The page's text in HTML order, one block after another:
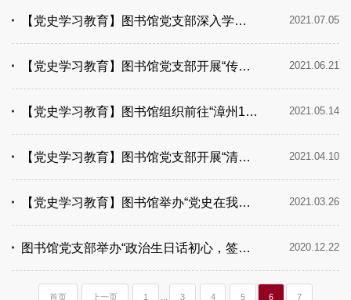
【党史学习教育】图书馆党支部深入学习贯彻习近平总书记“七一”重要讲话精神 2021.07.05
【党史学习教育】图书馆党支部开展“传承红色基因 牢记初心使命”主题党日活动 2021.06.21
【党史学习教育】图书馆组织前往“漳州110” 事迹展览馆开展“永远跟党走”主题教育活动 2021.05.14
【党史学习教育】图书馆党支部开展“清明祭英烈”主题党日活动 2021.04.10
【党史学习教育】图书馆举办“党史在我心”庆祝建党100周年主题书展 2021.03.26
图书馆党支部举办“政治生日话初心，签订承诺做表率”主题党日活动 2020.12.22
首页 上一页 1 3 4 5 6 7